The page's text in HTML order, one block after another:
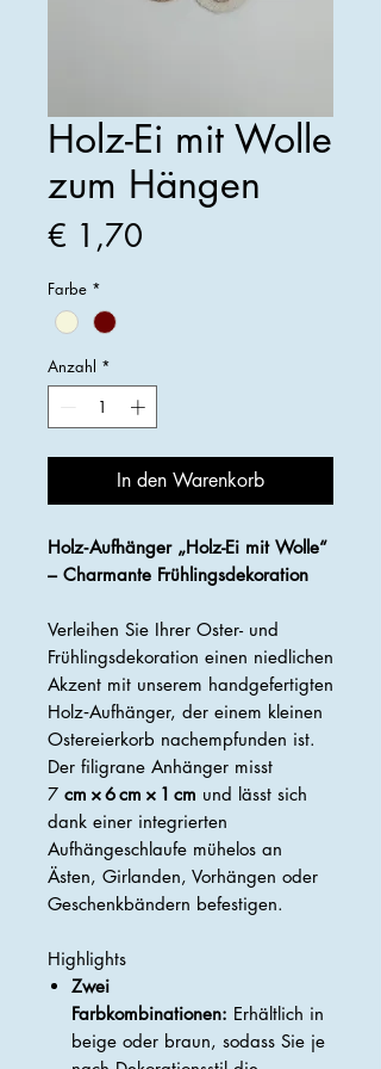
Holz-Ei mit Wolle
zum Hängen
€ 1,70
Farbe *
Anzahl *
In den Warenkorb
Holz‑Aufhänger „Holz-Ei mit Wolle“
– Charmante Frühlingsdekoration
Verleihen Sie Ihrer Oster- und
Frühlingsdekoration einen niedlichen
Akzent mit unserem handgefertigten
Holz‑Aufhänger, der einem kleinen
Ostereierkorb nachempfunden ist.
Der filigrane Anhänger misst
7 cm × 6 cm × 1 cm und lässt sich
dank einer integrierten
Aufhängeschlaufe mühelos an
Ästen, Girlanden, Vorhängen oder
Geschenkbändern befestigen.
Highlights
Zwei
Farbkombinationen: Erhältlich in
beige oder braun, sodass Sie je